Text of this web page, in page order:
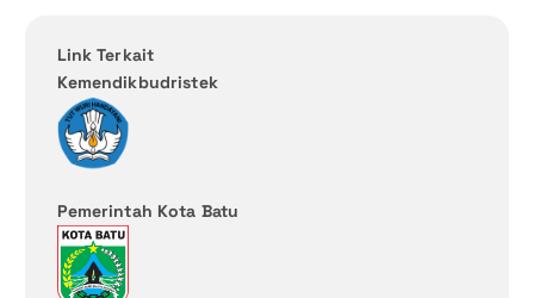
Link Terkait
Kemendikbudristek
Pemerintah Kota Batu